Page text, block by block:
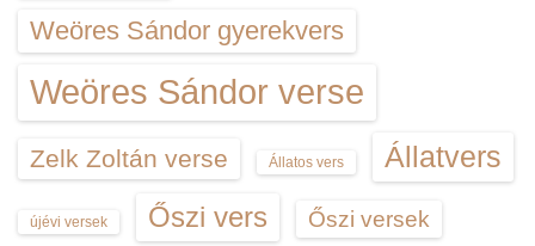
Weöres Sándor gyerekvers
Weöres Sándor verse
Zelk Zoltán verse Állatos vers Állatvers
újévi versek Őszi vers Őszi versek